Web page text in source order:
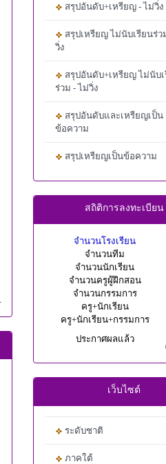
สรุปอันดับ+เหรียญ - ไม่วิ่ง
สรุปเหรียญ ไม่นับเรียนร่ว
วิ่ง
สรุปอันดับ+เหรียญ ไม่นับ
ร่วม - ไม่วิ่ง
สรุปอันดับและเหรียญเป็น
ข้อความ
สรุปเหรียญเป็นข้อความ
สถิติการลงทะเบียน
จำนวนโรงเรียน
จำนวนทีม
จำนวนนักเรียน
จำนวนครูผู้ฝึกสอน
จำนวนกรรมการ
ครู+นักเรียน
ครู+นักเรียน+กรรมการ
ประกาศผลแล้ว
เว็บไซต์
ระดับชาติ
ภาคใต้